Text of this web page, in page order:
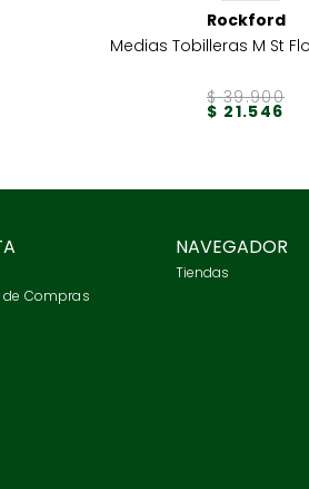
Rockford
Medias Tobilleras M St
$ 39.900
$ 21.546
de Compras
NAVEGADOR
Tiendas